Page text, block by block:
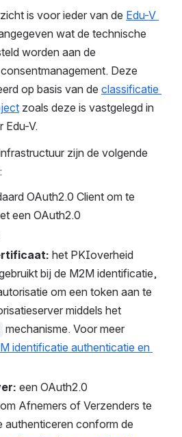
is voor ieder van de Edu-V
wat de technische
worden aan de
Deze
op basis van de classificatie
zoals deze is vastgelegd in
Edu-V.
zijn de volgende
OAuth2.0 Client om te
een OAuth2.0
het PKIoverheid
bij de M2M identificatie,
om een token aan te
mechanisme. Voor meer
identificatie authenticatie en
een OAuth2.0
Afnemers of Verzenders te